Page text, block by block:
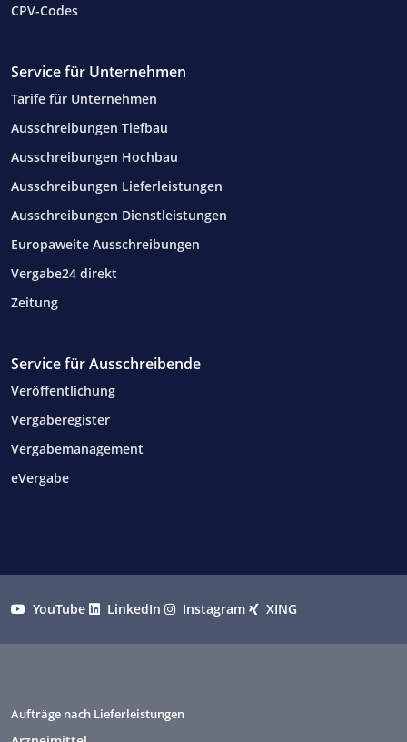
CPV-Codes
Service für Unternehmen
Tarife für Unternehmen
Ausschreibungen Tiefbau
Ausschreibungen Hochbau
Ausschreibungen Lieferleistungen
Ausschreibungen Dienstleistungen
Europaweite Ausschreibungen
Vergabe24 direkt
Zeitung
Service für Ausschreibende
Veröffentlichung
Vergaberegister
Vergabemanagement
eVergabe
YouTube LinkedIn Instagram XING
Aufträge nach Lieferleistungen